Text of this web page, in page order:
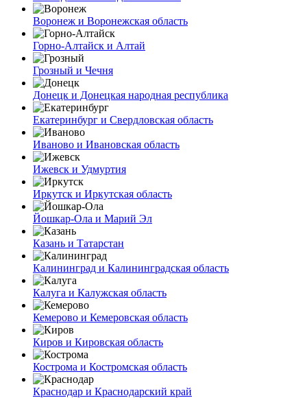
Воронеж и Воронежская область
Горно-Алтайск и Алтай
Грозный и Чечня
Донецк и Донецкая народная республика
Екатеринбург и Свердловская область
Иваново и Ивановская область
Ижевск и Удмуртия
Иркутск и Иркутская область
Йошкар-Ола и Марий Эл
Казань и Татарстан
Калининград и Калининградская область
Калуга и Калужская область
Кемерово и Кемеровская область
Киров и Кировская область
Кострома и Костромская область
Краснодар и Краснодарский край